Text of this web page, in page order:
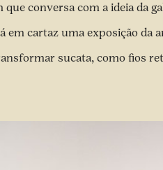
conversa com a ideia da
em cartaz uma exposição da
sucata, como fios